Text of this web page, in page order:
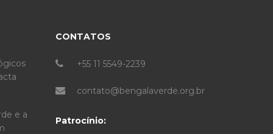
e a
CONTATOS
+55 11 5549-2239
contato@bengalaverde.org.br
Patrocínio: